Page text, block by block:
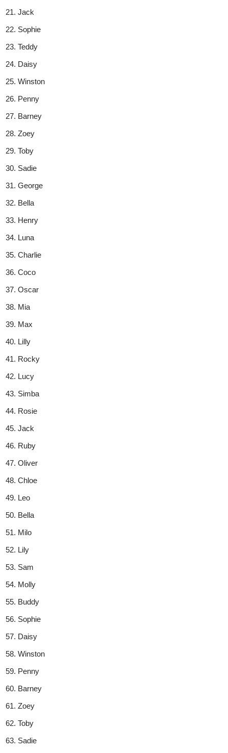
Jack
Sophie
Teddy
Daisy
Winston
Penny
Barney
Zoey
Toby
Sadie
George
Bella
Henry
Luna
Charlie
Coco
Oscar
Mia
Max
Lilly
Rocky
Lucy
Simba
Rosie
Jack
Ruby
Oliver
Chloe
Leo
Bella
Milo
Lily
Sam
Molly
Buddy
Sophie
Daisy
Winston
Penny
Barney
Zoey
Toby
Sadie